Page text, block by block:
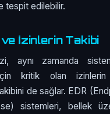
tespit edilebilir.
İzinlerin Takibi
aynı zamanda
kritik olan
de sağlar. EDR
sistemleri, bellek